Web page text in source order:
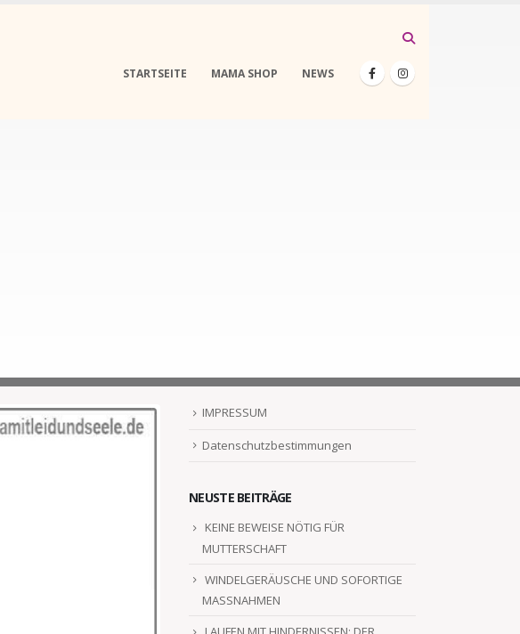
STARTSEITE MAMA SHOP NEWS
IMPRESSUM
Datenschutzbestimmungen
NEUSTE BEITRÄGE
KEINE BEWEISE NÖTIG FÜR
MUTTERSCHAFT
WINDELGERÄUSCHE UND SOFORTIGE
MASSNAHMEN